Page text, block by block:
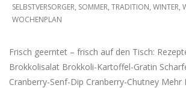
SELBSTVERSORGER, SOMMER, TRADITION, WINTER,
WOCHENPLAN
Frisch geerntet – frisch auf den Tisch:
Brokkolisalat Brokkoli-Kartoffel-Gratin
Cranberry-Senf-Dip Cranberry-Chutney Mehr